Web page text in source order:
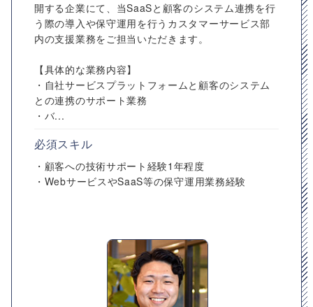
開する企業にて、当SaaSと顧客のシステム連携を行
う際の導入や保守運用を行うカスタマーサービス部
内の支援業務をご担当いただきます。
【具体的な業務内容】
・自社サービスプラットフォームと顧客のシステム
との連携のサポート業務
・バ...
必須スキル
・顧客への技術サポート経験1年程度
・WebサービスやSaaS等の保守運用業務経験